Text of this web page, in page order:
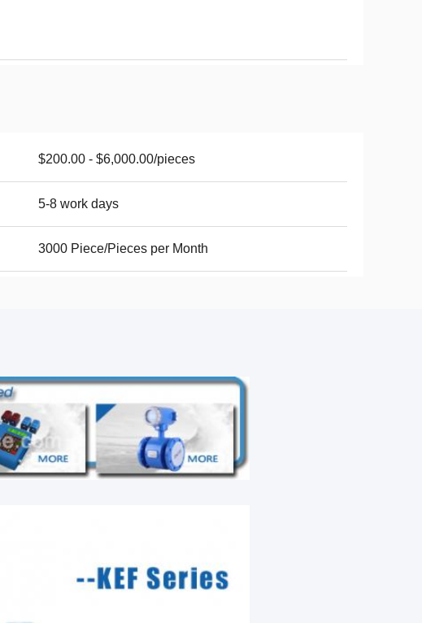
$200.00 - $6,000.00/pieces
5-8 work days
3000 Piece/Pieces per Month